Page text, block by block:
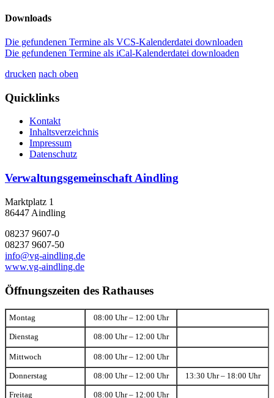
Downloads
Die gefundenen Termine als VCS-Kalenderdatei downloaden
Die gefundenen Termine als iCal-Kalenderdatei downloaden
drucken nach oben
Quicklinks
Kontakt
Inhaltsverzeichnis
Impressum
Datenschutz
Verwaltungsgemeinschaft Aindling
Marktplatz 1
86447 Aindling
08237 9607-0
08237 9607-50
info@vg-aindling.de
www.vg-aindling.de
Öffnungszeiten des Rathauses
Montag 08:00 Uhr – 12:00 Uhr
Dienstag 08:00 Uhr – 12:00 Uhr
Mittwoch 08:00 Uhr – 12:00 Uhr
Donnerstag 08:00 Uhr – 12:00 Uhr 13:30 Uhr – 18:00 Uhr
Freitag 08:00 Uhr – 12:00 Uhr